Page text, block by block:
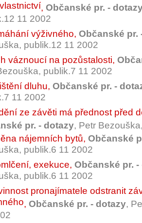
, Občanské pr. -
11 2002
výživného, Občanské pr.
publik.12 11 2002
váznoucí na pozůstalosti,
publik.7 11 2002
dluhu, Občanské pr. -
11 2002
ze závěti má přednost před
pr. - dotazy, Petr
nájemních bytů, Občanské
publik.6 11 2002
exekuce, Občanské pr. -
publik.6 11 2002
pronajímatele odstranit
, Občanské pr. - dotazy,